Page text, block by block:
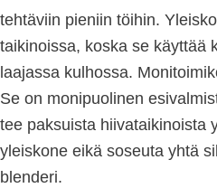
tehtäviin pieniin töihin.
taikinoissa, koska se käyttää
laajassa kulhossa.
Se on monipuolinen
tee paksuista hiivataikinoista
yleiskone eikä soseuta yhtä
blenderi.